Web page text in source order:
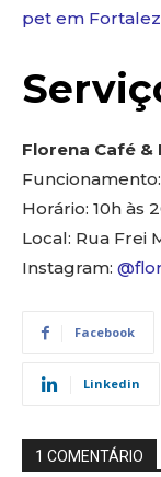
pet em
Florena Café &
Horário: 10h às
Local: Rua Frei
Instagram:
Facebook
Linkedin
1 COMENTÁRIO